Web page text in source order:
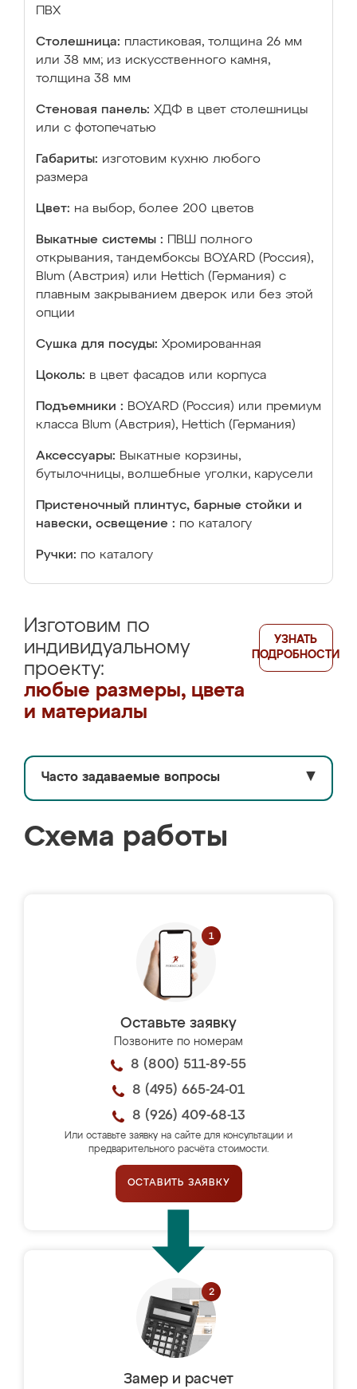
ПВХ
Столешница: пластиковая, толщина 26 мм
или 38 мм; из искусственного камня,
толщина 38 мм
Стеновая панель: ХДФ в цвет столешницы
или с фотопечатью
Габариты: изготовим кухню любого
размера
Цвет: на выбор, более 200 цветов
Выкатные системы :
ПВШ полного
открывания, тандембоксы BOYARD (Россия),
Blum (Австрия) или Hettich (Германия) с
плавным закрыванием дверок или без этой
опции
Сушка для посуды: Хромированная
Цоколь: в цвет фасадов или корпуса
Подъемники : BOYARD (Россия) или премиум
класса Blum (Австрия), Hettich (Германия)
Аксессуары: Выкатные корзины,
бутылочницы, волшебные уголки, карусели
Пристеночный плинтус, барные стойки и
навески, освещение : по каталогу
Ручки: по каталогу
Изготовим по
индивидуальному
проекту:
любые размеры, цвета
и материалы
УЗНАТЬ
ПОДРОБНОСТИ
Часто задаваемые вопросы ▼
Схема работы
Оставьте заявку
Позвоните по номерам
8 (800) 511-89-55
8 (495) 665-24-01
8 (926) 409-68-13
Или оставьте заявку на сайте для консультации и
предварительного расчёта стоимости.
ОСТАВИТЬ ЗАЯВКУ
Замер и расчет